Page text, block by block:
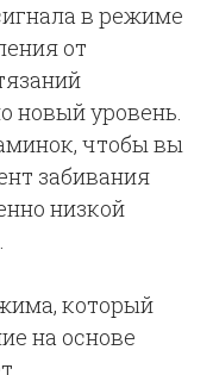
в режиме
от
новый уровень.
чтобы вы
забивания
низкой
который
на основе